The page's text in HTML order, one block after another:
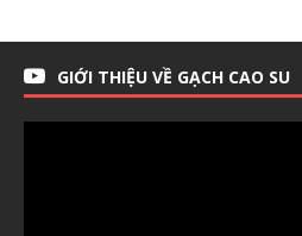
GIỚI THIỆU VỀ GẠCH CAO SU